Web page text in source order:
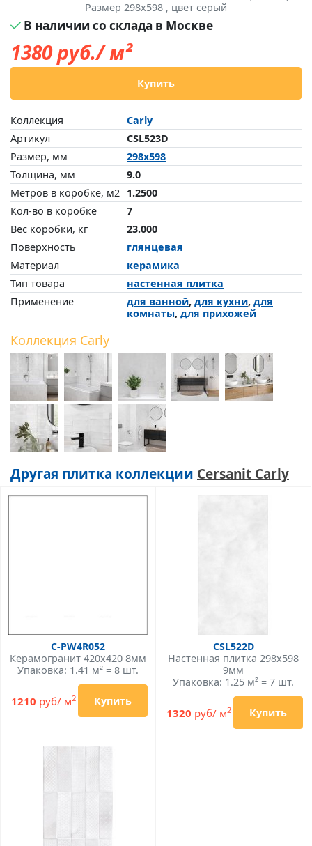
Размер 298x598 , цвет серый
В наличии со склада в Москве
1380руб./ м²
Купить
Коллекция
Carly
Артикул
CSL523D
Размер, мм
298x598
Толщина, мм
9.0
Метров в коробке, м2 1.2500
Кол-во в коробке
7
Вес коробки, кг
23.000
Поверхность
глянцевая
Материал
керамика
Тип товара
настенная плитка
Применение
для ванной, для кухни, для
комнаты, для прихожей
Коллекция Carly
Другая плитка коллекции Cersanit Carly
C-PW4R052
Керамогранит 420x420 8мм
Упаковка: 1.41 м² = 8 шт.
1210 руб/ м2 Купить
CSL522D
Настенная плитка 298x598
9мм
Упаковка: 1.25 м² = 7 шт.
1320 руб/ м2 Купить